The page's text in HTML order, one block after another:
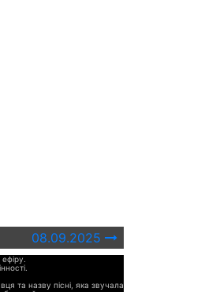
08.09.2025
та назву пісні, яка звучала